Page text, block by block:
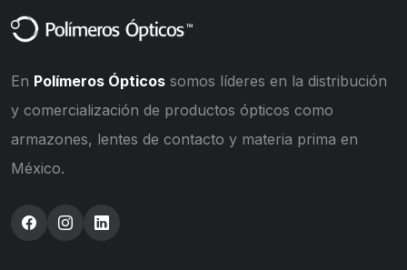
En Polímeros Ópticos somos líderes en la distribución
y comercialización de productos ópticos como
armazones, lentes de contacto y materia prima en
México.